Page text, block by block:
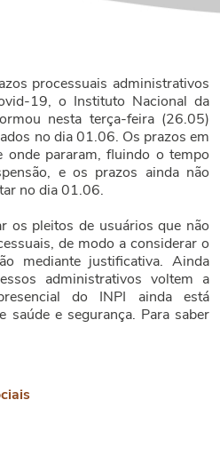
processuais administrativos
19, o Instituto Nacional da
nesta terça-feira (26.05)
no dia 01.06. Os prazos em
onde pararam, fluindo o tempo
e os prazos ainda não
no dia 01.06.
os pleitos de usuários que não
de modo a considerar o
mediante justificativa. Ainda
administrativos voltem a
do INPI ainda está
saúde e segurança. Para saber